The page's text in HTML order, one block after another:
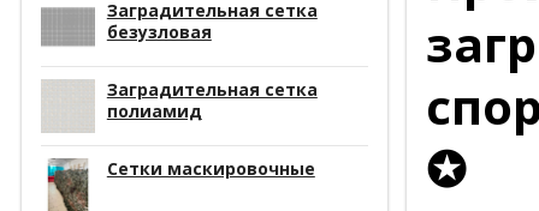
Заградительная сетка
безузловая
Заградительная сетка
полиамид
Сетки маскировочные
✪